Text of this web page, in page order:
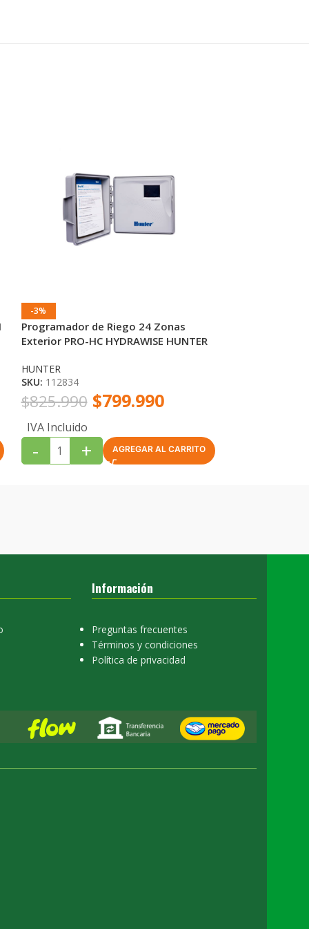
-3%
Programador de Riego 24 Zonas
Exterior PRO-HC HYDRAWISE HUNTER
HUNTER
SKU: 112834
$825.990 $799.990
IVA Incluido
- + AGREGAR AL CARRITO
Información
Preguntas frecuentes
Términos y condiciones
Política de privacidad